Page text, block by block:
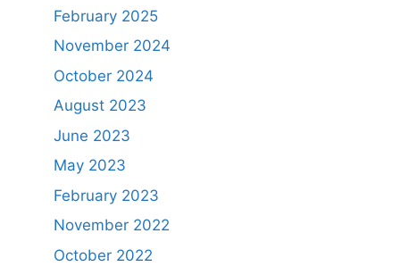
February 2025
November 2024
October 2024
August 2023
June 2023
May 2023
February 2023
November 2022
October 2022